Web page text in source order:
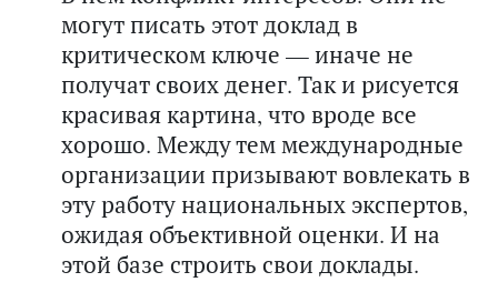
могут писать этот доклад в
критическом ключе — иначе не
получат своих денег. Так и рисуется
красивая картина, что вроде все
хорошо. Между тем международные
организации призывают вовлекать в
эту работу национальных экспертов,
ожидая объективной оценки. И на
этой базе строить свои доклады.